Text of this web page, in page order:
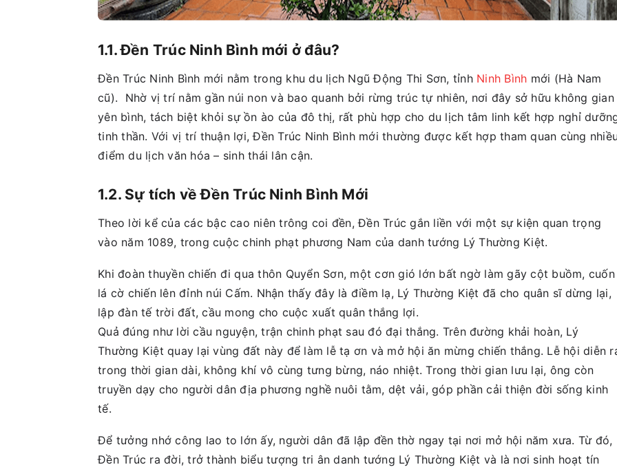
1.1. Đền Trúc Ninh Bình mới ở đâu?
Đền Trúc Ninh Bình mới nằm trong khu du lịch Ngũ Động Thi Sơn, tỉnh Ninh Bình mới (Hà Nam
cũ). Nhờ vị trí nằm gần núi non và bao quanh bởi rừng trúc tự nhiên, nơi đây sở hữu không gian
yên bình, tách biệt khỏi sự ồn ào của đô thị, rất phù hợp cho du lịch tâm linh kết hợp nghỉ
tinh thần. Với vị trí thuận lợi, Đền Trúc Ninh Bình mới thường được kết hợp tham quan cùng
điểm du lịch văn hóa – sinh thái lân cận.
1.2. Sự tích về Đền Trúc Ninh Bình Mới
Theo lời kể của các bậc cao niên trông coi đền, Đền Trúc gắn liền với một sự kiện quan trọng
vào năm 1089, trong cuộc chinh phạt phương Nam của danh tướng Lý Thường Kiệt.
Khi đoàn thuyền chiến đi qua thôn Quyển Sơn, một cơn gió lớn bất ngờ làm gãy cột buồm, cuốn
lá cờ chiến lên đỉnh núi Cấm. Nhận thấy đây là điềm lạ, Lý Thường Kiệt đã cho quân sĩ dừng lại,
lập đàn tế trời đất, cầu mong cho cuộc xuất quân thắng lợi.
Quả đúng như lời cầu nguyện, trận chinh phạt sau đó đại thắng. Trên đường khải hoàn, Lý
Thường Kiệt quay lại vùng đất này để làm lễ tạ ơn và mở hội ăn mừng chiến thắng. Lễ hội diễn
trong thời gian dài, không khí vô cùng tưng bừng, náo nhiệt. Trong thời gian lưu lại, ông còn
truyền dạy cho người dân địa phương nghề nuôi tằm, dệt vải, góp phần cải thiện đời sống kinh
tế.
Để tưởng nhớ công lao to lớn ấy, người dân đã lập đền thờ ngay tại nơi mở hội năm xưa. Từ đó,
Đền Trúc ra đời, trở thành biểu tượng tri ân danh tướng Lý Thường Kiệt và là nơi sinh hoạt tín